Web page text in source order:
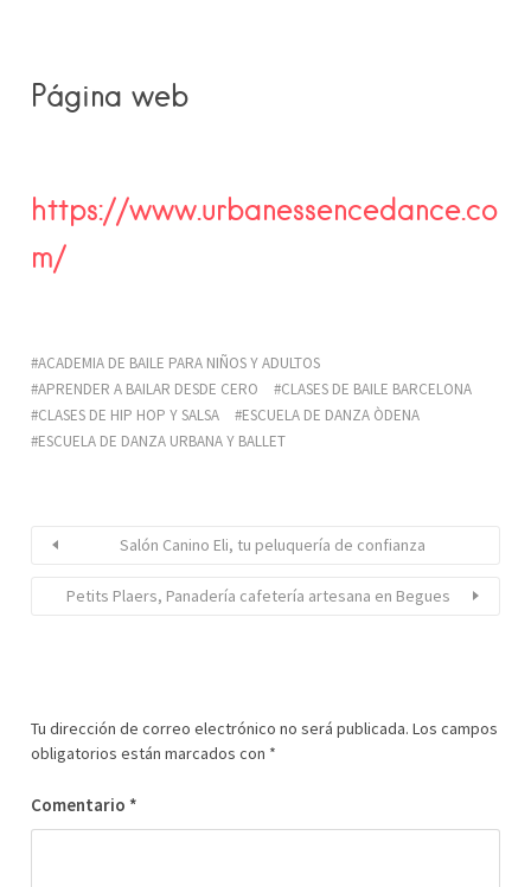
Página web
https://www.urbanessencedance.co
m/
ACADEMIA DE BAILE PARA NIÑOS Y ADULTOS
APRENDER A BAILAR DESDE CERO
CLASES DE BAILE BARCELONA
CLASES DE HIP HOP Y SALSA
ESCUELA DE DANZA ÒDENA
ESCUELA DE DANZA URBANA Y BALLET
Salón Canino Eli, tu peluquería de confianza
Petits Plaers, Panadería cafetería artesana en Begues
Tu dirección de correo electrónico no será publicada. Los campos
obligatorios están marcados con *
Comentario *